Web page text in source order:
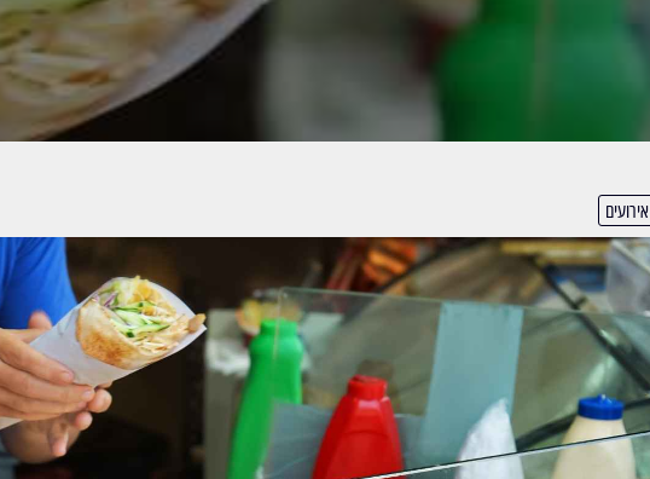
אירועים